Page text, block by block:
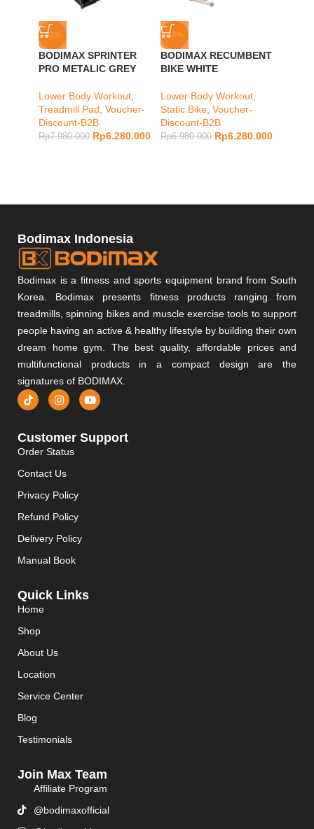
-21%
BODIMAX SPRINTER
PRO METALIC GREY
Lower Body Workout
Treadmill Pad Voucher-
Discount-B2B
Rp7.980.000 Rp6.280.000
-10%
BODIMAX RECUMBENT
BIKE WHITE
Lower Body Workout
Static Bike Voucher-
Discount-B2B
Rp6.980.000 Rp6.280.000
Bodimax Indonesia
Bodimax is a fitness and sports equipment brand from South
Korea. Bodimax presents fitness products ranging from
treadmills, spinning bikes and muscle exercise tools to support
people having an active & healthy lifestyle by building their own
dream home gym. The best quality, affordable prices and
multifunctional products in a compact design are the
signatures of BODIMAX.
Customer Support
Order Status
Contact Us
Privacy Policy
Refund Policy
Delivery Policy
Manual Book
Quick Links
Home
Shop
About Us
Location
Service Center
Blog
Testimonials
Join Max Team
Affiliate Program
@bodimaxofficial